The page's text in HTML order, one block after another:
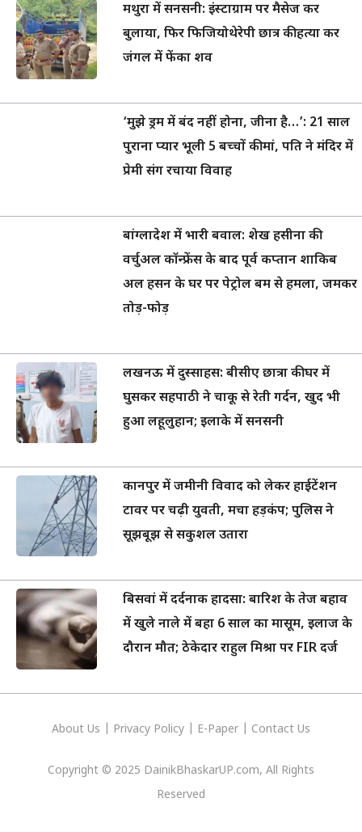
मथुरा में सनसनी: इंस्टाग्राम पर मैसेज कर
बुलाया, फिर फिजियोथेरेपी छात्र की हत्या कर
जंगल में फेंका शव
‘मुझे ड्रम में बंद नहीं होना, जीना है…’: 21 साल
पुराना प्यार भूली 5 बच्चों की मां, पति ने मंदिर में
प्रेमी संग रचाया विवाह
बांग्लादेश में भारी बवाल: शेख हसीना की
वर्चुअल कॉन्फ्रेंस के बाद पूर्व कप्तान शाकिब
अल हसन के घर पर पेट्रोल बम से हमला, जमकर
तोड़-फोड़
लखनऊ में दुस्साहस: बीसीए छात्रा की घर में
घुसकर सहपाठी ने चाकू से रेती गर्दन, खुद भी
हुआ लहूलुहान; इलाके में सनसनी
कानपुर में जमीनी विवाद को लेकर हाईटेंशन
टावर पर चढ़ी युवती, मचा हड़कंप; पुलिस ने
सूझबूझ से सकुशल उतारा
बिसवां में दर्दनाक हादसा: बारिश के तेज बहाव
में खुले नाले में बहा 6 साल का मासूम, इलाज के
दौरान मौत; ठेकेदार राहुल मिश्रा पर FIR दर्ज
About Us Privacy Policy E-Paper Contact Us
Copyright © 2025 DainikBhaskarUP.com, All Rights
Reserved